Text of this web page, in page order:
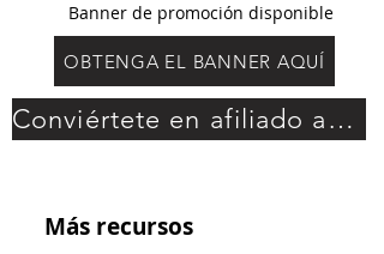
Banner de promoción disponible
OBTENGA EL BANNER AQUÍ
Conviértete en afiliado aquí
Más recursos